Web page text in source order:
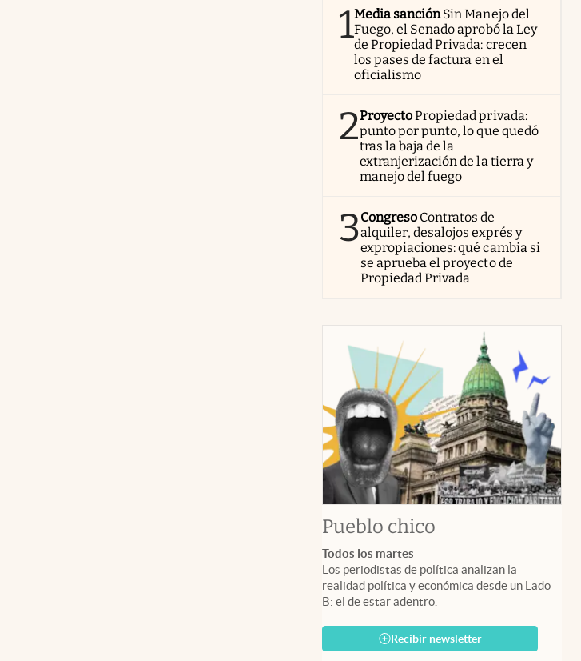
1Media sanciónSin Manejo del
Fuego, el Senado aprobó la Ley
de Propiedad Privada: crecen
los pases de factura en el
oficialismo
2ProyectoPropiedad privada:
punto por punto, lo que quedó
tras la baja de la
extranjerización de la tierra y
manejo del fuego
3Congreso Contratos de
alquiler, desalojos exprés y
expropiaciones: qué cambia si
se aprueba el proyecto de
Propiedad Privada
Pueblo chico
Todos los martes
Los periodistas de política analizan la
realidad política y económica desde un Lado
B: el de estar adentro.
Recibir newsletter